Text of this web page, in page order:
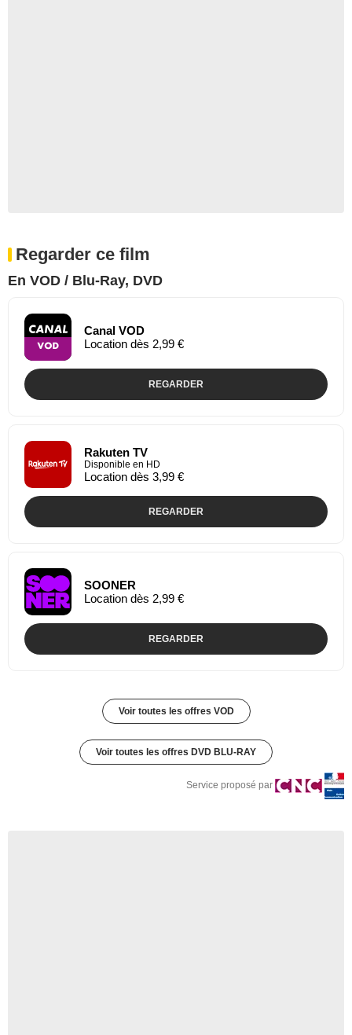
Regarder ce film
En VOD / Blu-Ray, DVD
Canal VOD
Location dès 2,99 €
REGARDER
Rakuten TV
Disponible en HD
Location dès 3,99 €
REGARDER
SOONER
Location dès 2,99 €
REGARDER
Voir toutes les offres VOD
Voir toutes les offres DVD BLU-RAY
Service proposé par